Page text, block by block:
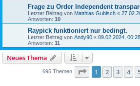
Frage zu Order Independent
Letzter Beitrag von Matthias Gubisch «
Antworten: 10
Raypick funktioniert nur bedingt.
Letzter Beitrag von Andy90 « 09.02.2024, 00:28
Antworten: 11
Neues Thema
695 Themen Seite 1von 28
1 2 3 4